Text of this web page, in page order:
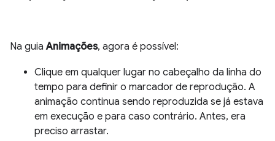
Na guiaAnimações, agora é possível:
Clique em qualquer lugar no cabeçalho da linha do
tempo para definir o marcador de reprodução. A
animação continua sendo reproduzida se já estava
em execução e para caso contrário. Antes, era
preciso arrastar.